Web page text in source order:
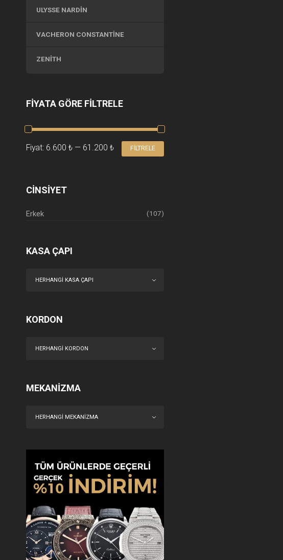
ULYSSE NARDIN
VACHERON CONSTANTINE
ZENITH
FIYATA GÖRE FILTRELE
EN
DÜŞÜK
EN
YÜKSEK
FILTRELE
Fiyat: 6.600 ₺— 61.200 ₺
CINSIYET
Erkek (107)
KASA ÇAPI
HERHANGI KASA ÇAPI
KORDON
HERHANGI KORDON
MEKANIZMA
HERHANGI MEKANIZMA